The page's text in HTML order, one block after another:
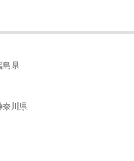
島県
奈川県